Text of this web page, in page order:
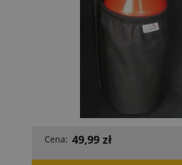
Cena: 49,99 zł